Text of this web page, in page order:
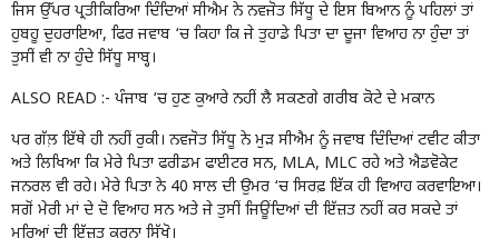
ਜਿਸ ਉੱਪਰ ਪ੍ਰਤੀਕਿਰਿਆ ਦਿੰਦਿਆਂ ਸੀਐਮ ਨੇ ਨਵਜੋਤ ਸਿੱਧੂ ਦੇ ਇਸ ਬਿਆਨ ਨੂੰ ਪਹਿਲਾਂ ਤਾਂ
ਹੁਬਹੂ ਦੁਹਰਾਇਆ, ਫਿਰ ਜਵਾਬ ‘ਚ ਕਿਹਾ ਕਿ ਜੇ ਤੁਹਾਡੇ ਪਿਤਾ ਦਾ ਦੂਜਾ ਵਿਆਹ ਨਾ ਹੁੰਦਾ ਤਾਂ
ਤੁਸੀਂ ਵੀ ਨਾ ਹੁੰਦੇ ਸਿੱਧੂ ਸਾਬ੍ਹ।
ALSO READ :- ਪੰਜਾਬ ‘ਚ ਹੁਣ ਕੁਆਰੇ ਨਹੀਂ ਲੈ ਸਕਣਗੇ ਗਰੀਬ ਕੋਟੇ ਦੇ ਮਕਾਨ
ਪਰ ਗੱਲ਼ ਇੱਥੇ ਹੀ ਨਹੀਂ ਰੁਕੀ। ਨਵਜੋਤ ਸਿੱਧੂ ਨੇ ਮੁੜ ਸੀਐਮ ਨੂੰ ਜਵਾਬ ਦਿੰਦਿਆਂ ਟਵੀਟ ਕੀਤਾ
ਅਤੇ ਲਿਖਿਆ ਕਿ ਮੇਰੇ ਪਿਤਾ ਫਰੀਡਮ ਫਾਈਟਰ ਸਨ, MLA, MLC ਰਹੇ ਅਤੇ ਐਡਵੋਕੇਟ
ਜਨਰਲ ਵੀ ਰਹੇ। ਮੇਰੇ ਪਿਤਾ ਨੇ 40 ਸਾਲ ਦੀ ਉਮਰ ‘ਚ ਸਿਰਫ਼ ਇੱਕ ਹੀ ਵਿਆਹ ਕਰਵਾਇਆ।
ਸਗੋਂ ਮੇਰੀ ਮਾਂ ਦੇ ਦੋ ਵਿਆਹ ਸਨ ਅਤੇ ਜੇ ਤੁਸੀਂ ਜਿਊਂਦਿਆਂ ਦੀ ਇੱਜ਼ਤ ਨਹੀਂ ਕਰ ਸਕਦੇ ਤਾਂ
ਮਰਿਆਂ ਦੀ ਇੱਜ਼ਤ ਕਰਨਾ ਸਿੱਖੋ।